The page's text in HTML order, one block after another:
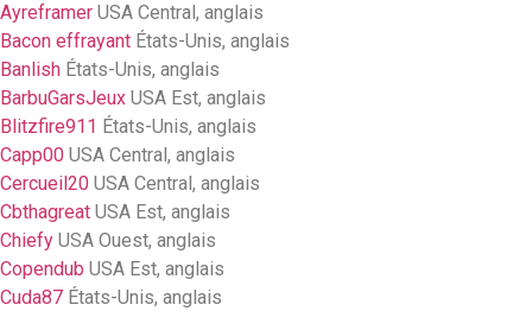
Ayreframer USA Central, anglais
Bacon effrayant États-Unis, anglais
Banlish États-Unis, anglais
BarbuGarsJeux USA Est, anglais
Blitzfire911 États-Unis, anglais
Capp00 USA Central, anglais
Cercueil20 USA Central, anglais
Cbthagreat USA Est, anglais
Chiefy USA Ouest, anglais
Copendub USA Est, anglais
Cuda87 États-Unis, anglais